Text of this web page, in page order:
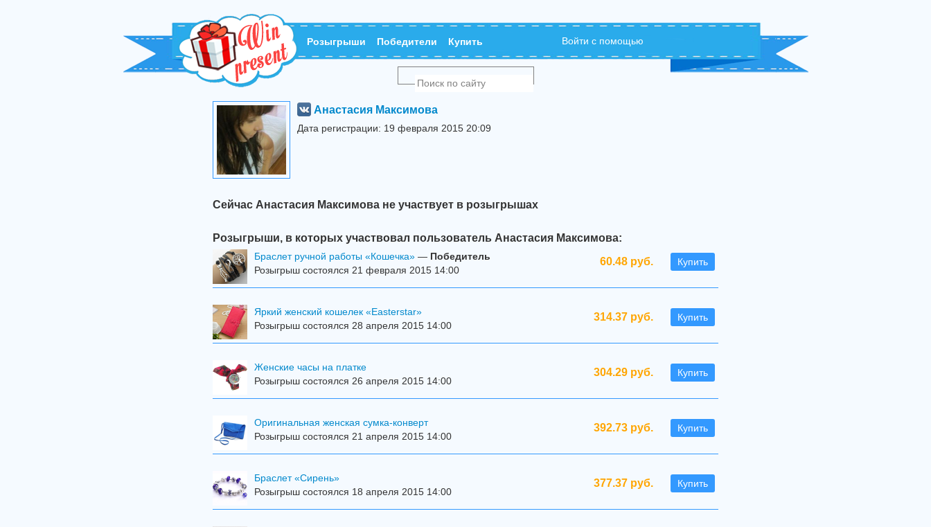
Розыгрыши Победители Купить Войти с помощью
Анастасия Максимова
Дата регистрации: 19 февраля 2015 20:09
Сейчас Анастасия Максимова не участвует в розыгрышах
Розыгрыши, в которых участвовал пользователь Анастасия Максимова:
60.48 руб. Купить
Браслет ручной работы «Кошечка» — Победитель
Розыгрыш состоялся 21 февраля 2015 14:00
314.37 руб. Купить
Яркий женский кошелек «Easterstar»
Розыгрыш состоялся 28 апреля 2015 14:00
304.29 руб. Купить
Женские часы на платке
Розыгрыш состоялся 26 апреля 2015 14:00
392.73 руб. Купить
Оригинальная женская сумка-конверт
Розыгрыш состоялся 21 апреля 2015 14:00
377.37 руб. Купить
Браслет «Сирень»
Розыгрыш состоялся 18 апреля 2015 14:00